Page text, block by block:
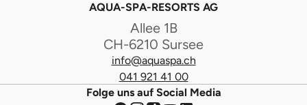
AQUA-SPA-RESORTS AG
Allee 1B
CH-6210 Sursee
info@aquaspa.ch
041 921 41 00
Folge uns auf Social Media